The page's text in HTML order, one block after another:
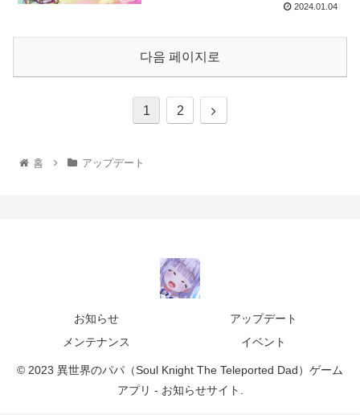
2024.01.04
다음 페이지로
1 2
홈 アップデート
お知らせ
アップデート
メンテナンス
イベント
© 2023 異世界のパパ（Soul Knight The Teleported Dad）ゲーム
アプリ - お知らせサイト.